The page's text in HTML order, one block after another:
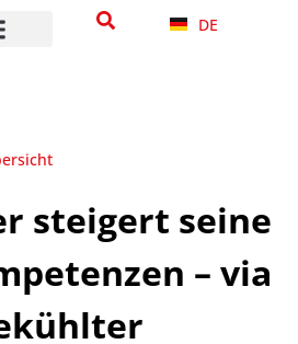
DE
steigert seine
– via